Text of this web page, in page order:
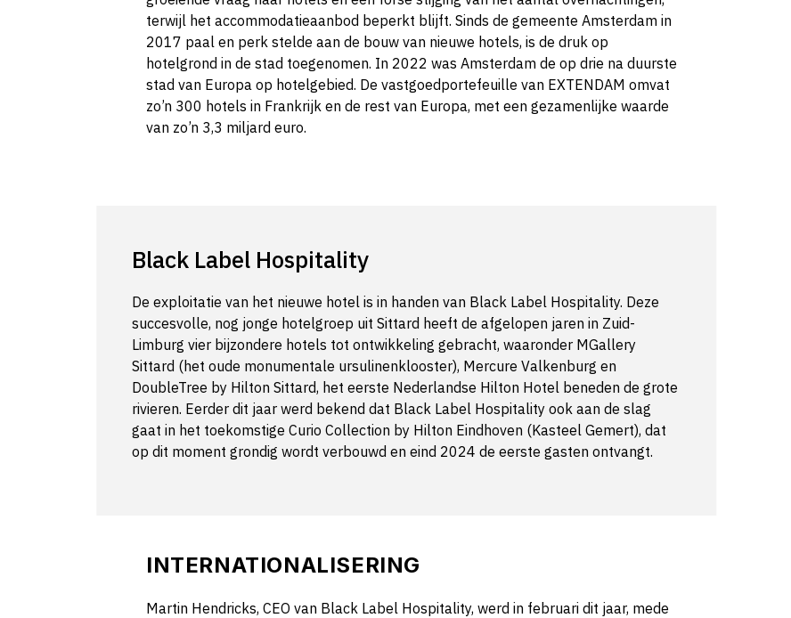
terwijl het accommodatieaanbod beperkt blijft. Sinds de gemeente Amsterdam in
2017 paal en perk stelde aan de bouw van nieuwe hotels, is de druk op
hotelgrond in de stad toegenomen. In 2022 was Amsterdam de op drie na duurste
stad van Europa op hotelgebied. De vastgoedportefeuille van EXTENDAM omvat
zo’n 300 hotels in Frankrijk en de rest van Europa, met een gezamenlijke waarde
van zo’n 3,3 miljard euro.
Black Label Hospitality
De exploitatie van het nieuwe hotel is in handen van Black Label Hospitality. Deze
succesvolle, nog jonge hotelgroep uit Sittard heeft de afgelopen jaren in Zuid-
Limburg vier bijzondere hotels tot ontwikkeling gebracht, waaronder MGallery
Sittard (het oude monumentale ursulinenklooster), Mercure Valkenburg en
DoubleTree by Hilton Sittard, het eerste Nederlandse Hilton Hotel beneden de grote
rivieren. Eerder dit jaar werd bekend dat Black Label Hospitality ook aan de slag
gaat in het toekomstige Curio Collection by Hilton Eindhoven (Kasteel Gemert), dat
op dit moment grondig wordt verbouwd en eind 2024 de eerste gasten ontvangt.
INTERNATIONALISERING
Martin Hendricks, CEO van Black Label Hospitality, werd in februari dit jaar, mede